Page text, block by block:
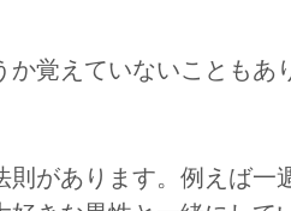
覚えていないこともあ
があります。例えば一